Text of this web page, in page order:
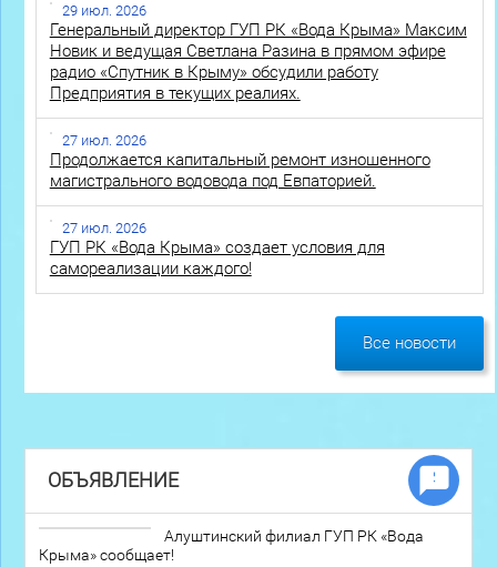
29 июл. 2026
Генеральный директор ГУП РК «Вода Крыма» Максим
Новик и ведущая Светлана Разина в прямом эфире
радио «Спутник в Крыму» обсудили работу
Предприятия в текущих реалиях.
27 июл. 2026
Продолжается капитальный ремонт изношенного
магистрального водовода под Евпаторией.
27 июл. 2026
ГУП РК «Вода Крыма» создает условия для
самореализации каждого!
Все новости
ОБЪЯВЛЕНИЕ
Алуштинский филиал ГУП РК «Вода
Крыма» сообщает!